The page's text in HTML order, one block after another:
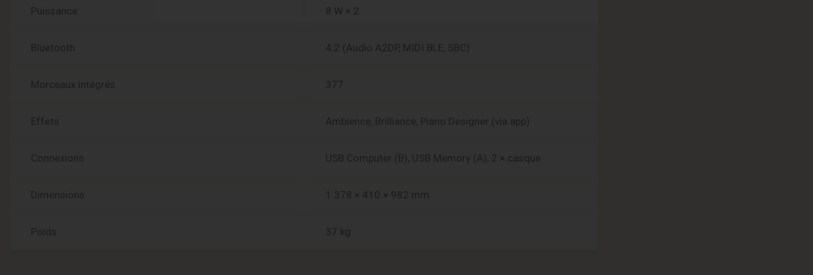
Puissance 8 W × 2
Bluetooth 4.2 (Audio A2DP, MIDI BLE, SBC)
Morceaux intégrés 377
Effets Ambience, Brilliance, Piano Designer (via app)
Connexions USB Computer (B), USB Memory (A), 2 × casque
Dimensions 1 378 × 410 × 982 mm
Poids 37 kg